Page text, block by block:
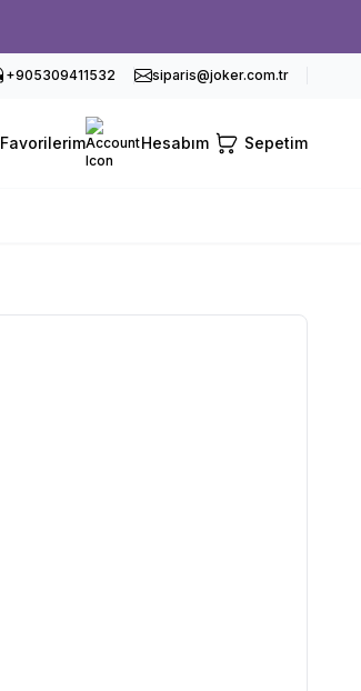
+905309411532 siparis@joker.com.tr
Favorilerim Hesabım Sepetim